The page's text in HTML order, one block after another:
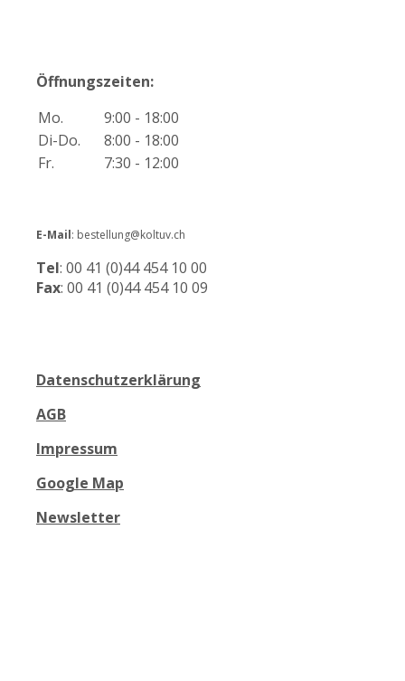
Öffnungszeiten:
Mo.
9:00 - 18:00
Di-Do.
8:00 - 18:00
Fr.
7:30 - 12:00
E-Mail: bestellung@koltuv.ch
Tel: 00 41 (0)44 454 10 00
Fax: 00 41 (0)44 454 10 09
Datenschutzerklärung
AGB
Impressum
Google Map
Newsletter